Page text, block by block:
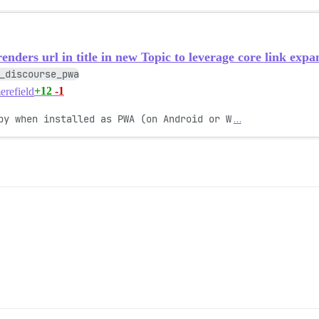
url in title in new Topic to leverage core link
+12 -1
when installed as PWA (on Android or W …